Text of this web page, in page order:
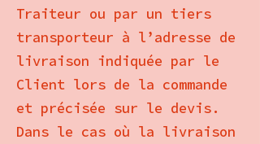
Traiteur ou par un tiers
transporteur à l’adresse de
livraison indiquée par le
Client lors de la commande
et précisée sur le devis.
Dans le cas où la livraison